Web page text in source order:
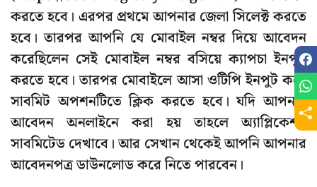
করতে হবে। এরপর প্রথমে আপনার জেলা সিলেক্ট করতে
হবে। তারপর আপনি যে মোবাইল নম্বর দিয়ে আবেদন
করেছিলেন সেই মোবাইল নম্বর বসিয়ে ক্যাপচা ইনপুট
করতে হবে। তারপর মোবাইলে আসা ওটিপি ইনপুট করে
সাবমিট অপশনটিতে ক্লিক করতে হবে। যদি আপনার
আবেদন অনলাইনে করা হয় তাহলে অ্যাপ্লিকেশন
সাবমিটেড দেখাবে। আর সেখান থেকেই আপনি আপনার
আবেদনপত্র ডাউনলোড করে নিতে পারবেন।